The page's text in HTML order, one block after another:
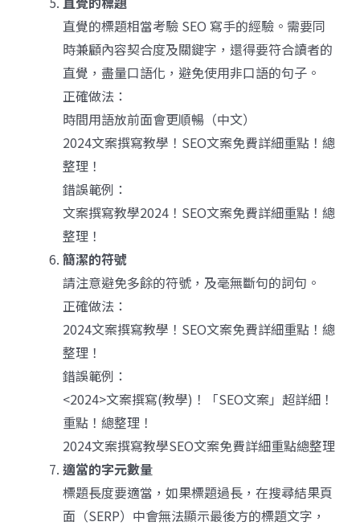
直覺的標題相當考驗 SEO 寫手的經驗。需要同
時兼顧內容契合度及關鍵字，還得要符合讀者的
直覺，盡量口語化，避免使用非口語的句子。
正確做法：
時間用語放前面會更順暢（中文）
2024文案撰寫教學！SEO文案免費詳細重點！總
整理！
錯誤範例：
文案撰寫教學2024！SEO文案免費詳細重點！總
整理！
簡潔的符號
請注意避免多餘的符號，及毫無斷句的詞句。
正確做法：
2024文案撰寫教學！SEO文案免費詳細重點！總
整理！
錯誤範例：
<2024>文案撰寫(教學)！「SEO文案」超詳細！
重點！總整理！
2024文案撰寫教學SEO文案免費詳細重點總整理
適當的字元數量
標題長度要適當，如果標題過長，在搜尋結果頁
面（SERP）中會無法顯示最後方的標題文字，